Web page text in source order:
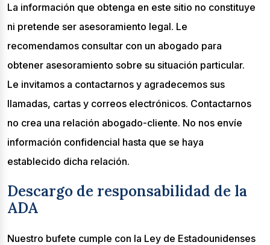
La información que obtenga en este sitio no constituye
ni pretende ser asesoramiento legal. Le
recomendamos consultar con un abogado para
obtener asesoramiento sobre su situación particular.
Le invitamos a contactarnos y agradecemos sus
llamadas, cartas y correos electrónicos. Contactarnos
no crea una relación abogado-cliente. No nos envíe
información confidencial hasta que se haya
establecido dicha relación.
Descargo de responsabilidad de la
ADA
Nuestro bufete cumple con la Ley de Estadounidenses